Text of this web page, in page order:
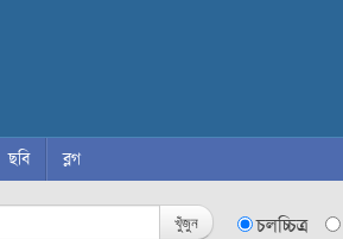
ছবি ব্লগ
খুঁজুন চলচ্চিত্র